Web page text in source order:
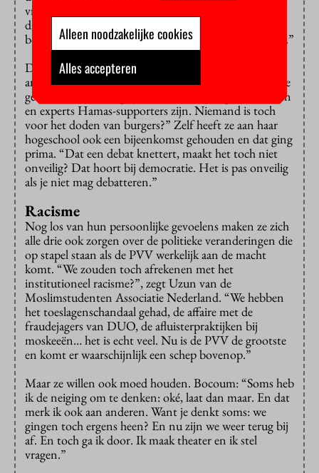
vrijheid van meningsuiting, er is nauwelijks een open
discussie mogelijk over de bezetting en
bombardementen waar Nederland steun aan verleent.”
Dat de onderwijsbestuurders bang zijn voor
antisemitische leuzen of oproepen tot geweld, vindt ze
geen excuus. “Dan ga je ervanuit dat je eigen docenten
en experts Hamas-supporters zijn. Niemand is toch
voor het doden van burgers?” Zelf heeft ze aan haar
hogeschool ook een bijeenkomst gehouden en dat ging
prima. “Dat een debat knettert, maakt het toch niet
onveilig? Dat hoort bij democratie. Het is pas onveilig
als je niet mag debatteren.”
Racisme
Nog los van hun persoonlijke gevoelens maken ze zich
alle drie ook zorgen over de politieke veranderingen die
op stapel staan als de PVV werkelijk aan de macht
komt. “We zouden toch afrekenen met het
institutioneel racisme?”, zegt Uzun van de
Moslimstudenten Associatie Nederland. “We hebben
het toeslagenschandaal gehad, de affaire met de
fraudejagers van DUO, de afluisterpraktijken bij
moskeeën… het is echt veel. Nu is de PVV de grootste
en komt er waarschijnlijk een schep bovenop.”
Maar ze willen ook moed houden. Bocoum: “Soms heb
ik de neiging om te denken: oké, laat dan maar. En dat
merk ik ook aan anderen. Want je denkt soms: we
gingen toch ergens heen? En nu zijn we weer terug bij
af. En toch ga ik door. Ik maak theater en ik stel
vragen.”
Alleen noodzakelijke cookies
Alles accepteren